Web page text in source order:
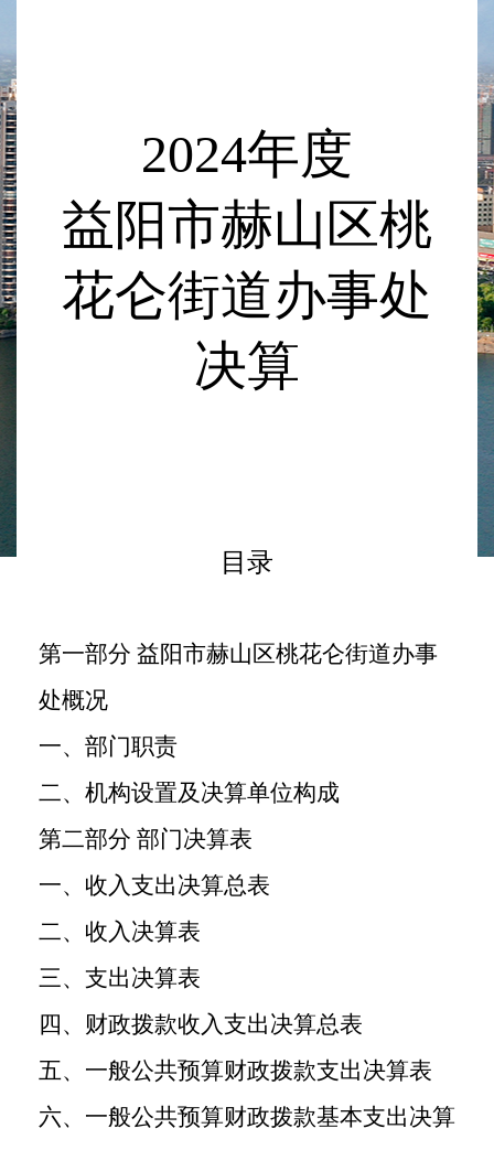
2024年度
益阳市赫山区桃
花仑街道办事处
决算
目录
第一部分 益阳市赫山区桃花仑街道办事
处概况
一、部门职责
二、机构设置及决算单位构成
第二部分 部门决算表
一、收入支出决算总表
二、收入决算表
三、支出决算表
四、财政拨款收入支出决算总表
五、一般公共预算财政拨款支出决算表
六、一般公共预算财政拨款基本支出决算